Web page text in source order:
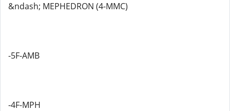
&ndash; MEPHEDRON (4-MMC)
-5F-AMB
-4F-MPH